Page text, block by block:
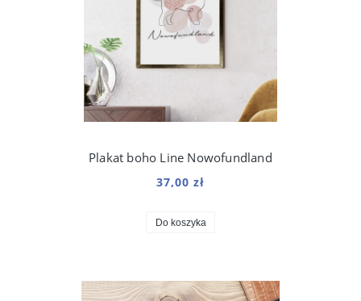
Plakat boho Line Nowofundland
37,00 zł
Do koszyka